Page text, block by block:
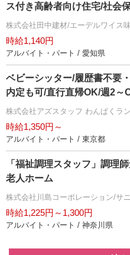
ス付き高齢者向け住宅/社会
株式会社田中建材/エーデルワイス
時給1,140円
アルバイト・パート / 愛知県
ベビーシッター/履歴書不要
内定も可/直行直帰OK/週2～
株式会社アズスタッフ わんぱくラ
時給1,350円～
アルバイト・パート / 東京都
「福祉調理スタッフ」調理
老人ホーム
株式会社川島コーポレーション/サ
時給1,225円～1,300円
アルバイト・パート / 神奈川県